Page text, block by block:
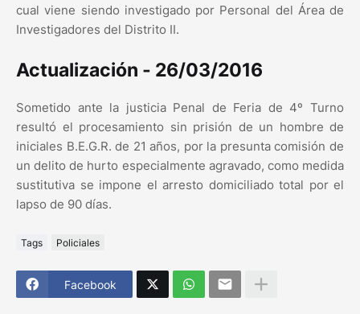
cual viene siendo investigado por Personal del Área de
Investigadores del Distrito II.
Actualización - 26/03/2016
Sometido ante la justicia Penal de Feria de 4º Turno
resultó el procesamiento sin prisión de un hombre de
iniciales B.E.G.R. de 21 años, por la presunta comisión de
un delito de hurto especialmente agravado, como medida
sustitutiva se impone el arresto domiciliado total por el
lapso de 90 días.
Tags Policiales
Facebook